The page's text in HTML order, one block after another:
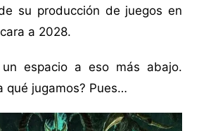
su producción de juegos en
a 2028.
espacio a eso más abajo.
qué jugamos? Pues…